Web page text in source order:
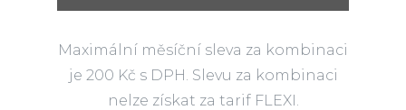
Maximální měsíční sleva za kombinaci
je 200 Kč s DPH. Slevu za kombinaci
nelze získat za tarif FLEXI.